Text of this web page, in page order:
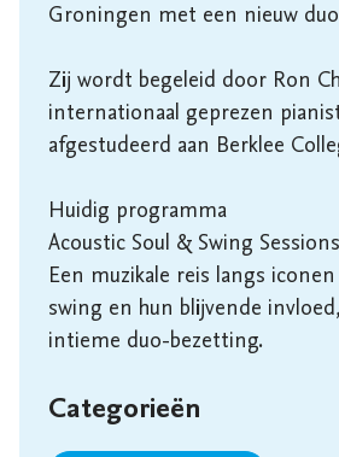
Groningen met een nieuw
Zij wordt begeleid door Ron
internationaal geprezen
afgestudeerd aan Berklee
Huidig programma
Acoustic Soul & Swing
Een muzikale reis langs
swing en hun blijvende
intieme duo-bezetting.
Categorieën